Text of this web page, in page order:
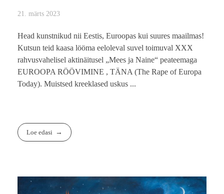
21. märts 2023
Head kunstnikud nii Eestis, Euroopas kui suures maailmas!
Kutsun teid kaasa lööma eeloleval suvel toimuval XXX
rahvusvahelisel aktinäitusel „Mees ja Naine“ peateemaga
EUROOPA RÖÖVIMINE , TÄNA (The Rape of Europa
Today). Muistsed kreeklased uskus ...
Loe edasi